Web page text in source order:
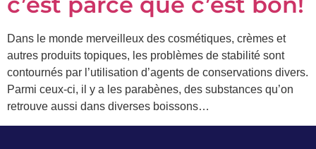
Dans le monde merveilleux des cosmétiques, crèmes et
autres produits topiques, les problèmes de stabilité sont
contournés par l’utilisation d’agents de conservations divers.
Parmi ceux-ci, il y a les parabènes, des substances qu’on
retrouve aussi dans diverses boissons…